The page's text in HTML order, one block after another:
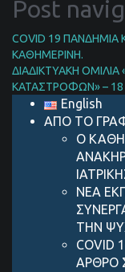
Post
COVID 19 ΠΑΝΔΗΜIΑ
ΚΑΘΗΜΕΡΙΝH.
ΔΙΑΔΙΚΤΥΑΚΗ
ΚΑΤΑΣΤΡΟΦΩΝ» – 18
English
ΑΠΟ ΤΟ
Ο
ΝΕΑ
ΤΗΝ
COVID
AΡΘΡΟ